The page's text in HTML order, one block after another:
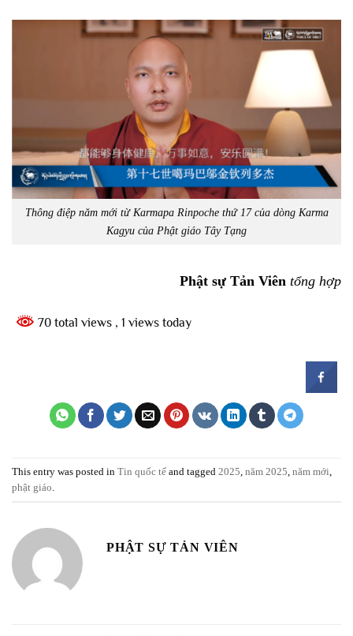
Thông điệp năm mới từ Karmapa Rinpoche thứ 17 của dòng Karma
Kagyu của Phật giáo Tây Tạng
Phật sự Tản Viên tổng hợp
70 total views , 1 views today
This entry was posted in Tin quốc tế and tagged 2025 năm 2025 năm mới
phật giáo
PHẬT SỰ TẢN VIÊN